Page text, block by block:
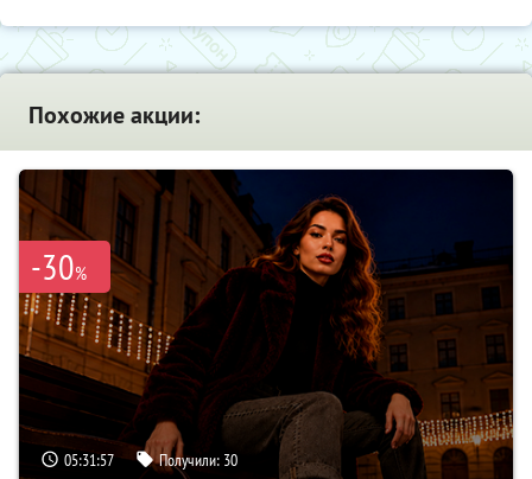
Похожие акции:
-30%
05:31:56 Получили: 30